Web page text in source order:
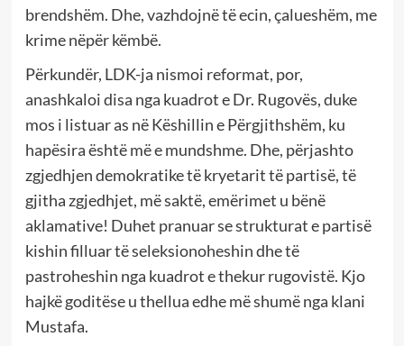
brendshëm. Dhe, vazhdojnë të ecin, çalueshëm, me
krime nëpër këmbë.
Përkundër, LDK-ja nismoi reformat, por,
anashkaloi disa nga kuadrot e Dr. Rugovës, duke
mos i listuar as në Këshillin e Përgjithshëm, ku
hapësira është më e mundshme. Dhe, përjashto
zgjedhjen demokratike të kryetarit të partisë, të
gjitha zgjedhjet, më saktë, emërimet u bënë
aklamative! Duhet pranuar se strukturat e partisë
kishin filluar të seleksionoheshin dhe të
pastroheshin nga kuadrot e thekur rugovistë. Kjo
hajkë goditëse u thellua edhe më shumë nga klani
Mustafa.